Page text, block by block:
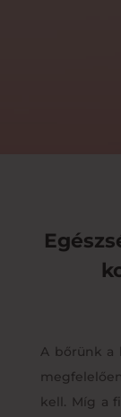
A bőrünk a
kell. Míg a